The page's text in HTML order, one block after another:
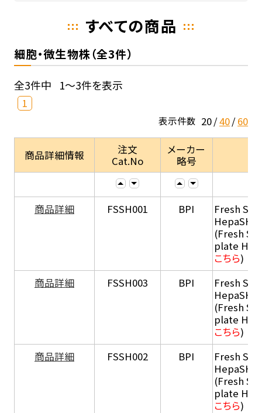
すべての商品
細胞・微生物株（全3件）
全3件中 1～3件を表示
1
表示件数 20 40 60
商品詳細情報
注文
Cat.No
メーカー
略号
商品詳細 FSSH001 BPI
Fresh
HepaSH®
(Fresh
plate
こちら)
商品詳細
FSSH003 BPI
Fresh
HepaSH®
(Fresh
plate
こちら)
商品詳細
FSSH002 BPI
Fresh
HepaSH®
(Fresh
plate
こちら)